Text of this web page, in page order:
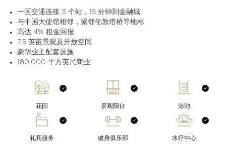
一区交通连接 3 个站，15 分钟到金融城
与中国大使馆相邻，紧邻伦敦塔桥等地标
高达 4% 租金回报
7.5 英亩景观及开放空间
豪华业主配套设施
180,000 平方英尺商业
花园 景观阳台 泳池
礼宾服务 健身俱乐部 水疗中心